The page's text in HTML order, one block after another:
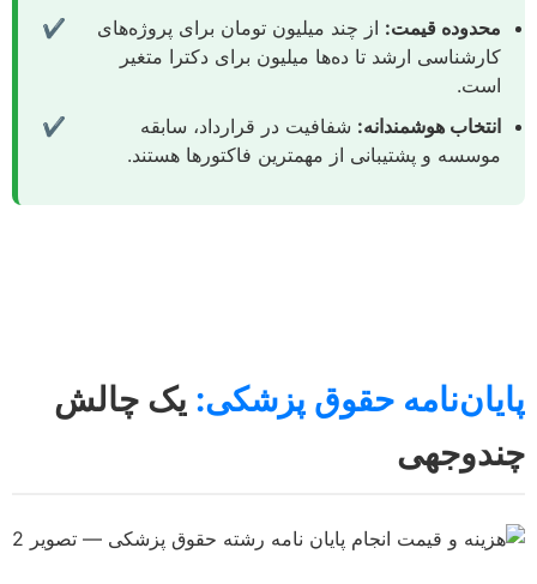
✔
محدوده قیمت: از چند میلیون تومان برای پروژه‌های
کارشناسی ارشد تا ده‌ها میلیون برای دکترا متغیر
است.
✔
انتخاب هوشمندانه: شفافیت در قرارداد، سابقه
موسسه و پشتیبانی از مهمترین فاکتورها هستند.
پایان‌نامه حقوق پزشکی: یک چالش
چندوجهی